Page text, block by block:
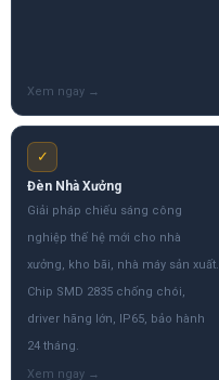
✓
Đèn Nhà Xưởng
Giải pháp chiếu sáng công
nghiệp thế hệ mới cho nhà
xưởng, kho bãi, nhà máy sản xuất.
Chip SMD 2835 chống chói,
driver hãng lớn, IP65, bảo hành
24 tháng.